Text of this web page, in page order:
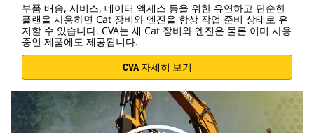
부품 배송, 서비스, 데이터 액세스 등을 위한 유연하고 단순한
플랜을 사용하면 Cat 장비와 엔진을 항상 작업 준비 상태로 유
지할 수 있습니다. CVA는 새 Cat 장비와 엔진은 물론 이미 사용
중인 제품에도 제공됩니다.
CVA 자세히 보기